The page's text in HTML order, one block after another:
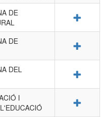
DE
DE
DEL
I